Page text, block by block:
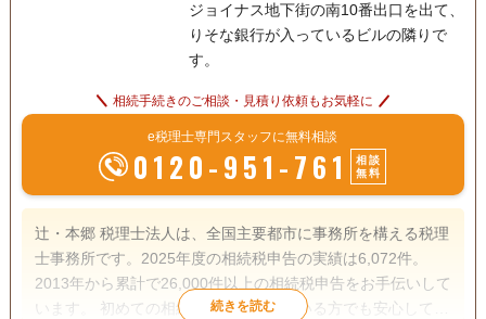
ジョイナス地下街の南10番出口を出て、
りそな銀行が入っているビルの隣りで
す。
相続手続きのご相談・見積り依頼もお気軽に
e税理士専門スタッフに無料相談
0120-951-761
相談
無料
辻・本郷 税理士法人は、全国主要都市に事務所を構える税理
士事務所です。2025年度の相続税申告の実績は6,072件。
2013年から累計で26,000件以上の相続税申告をお手伝いして
います。 初めての相続で不安を感じている方でも安心して相